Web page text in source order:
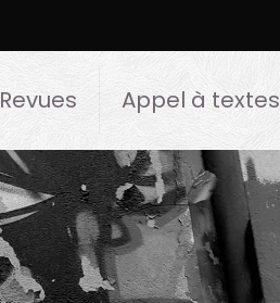
Revues Appel à textes